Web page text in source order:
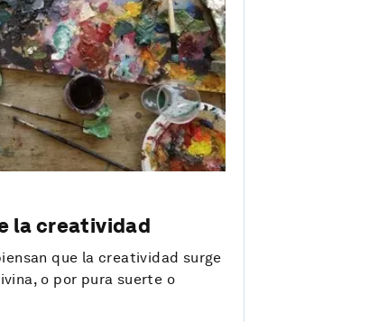
la creatividad
que la creatividad surge
o por pura suerte o